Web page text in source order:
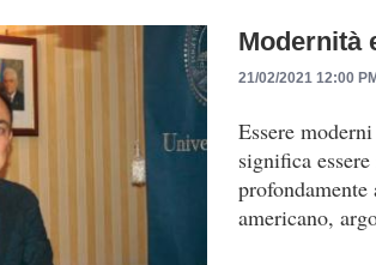
Modernità
21/02/2021 12:00
Essere
significa
americano,